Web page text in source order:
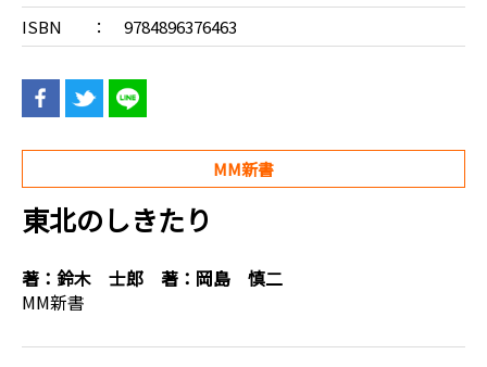
ISBN
9784896376463
MM新書
東北のしきたり
著： 鈴木 士郎 著： 岡島 慎二
MM新書